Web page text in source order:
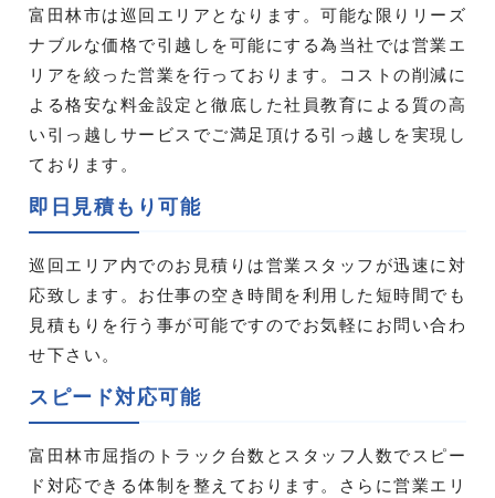
富田林市は巡回エリアとなります。可能な限りリーズ
ナブルな価格で引越しを可能にする為当社では営業エ
リアを絞った営業を行っております。コストの削減に
よる格安な料金設定と徹底した社員教育による質の高
い引っ越しサービスでご満足頂ける引っ越しを実現し
ております。
即日見積もり可能
巡回エリア内でのお見積りは営業スタッフが迅速に対
応致します。お仕事の空き時間を利用した短時間でも
見積もりを行う事が可能ですのでお気軽にお問い合わ
せ下さい。
スピード対応可能
富田林市屈指のトラック台数とスタッフ人数でスピー
ド対応できる体制を整えております。さらに営業エリ